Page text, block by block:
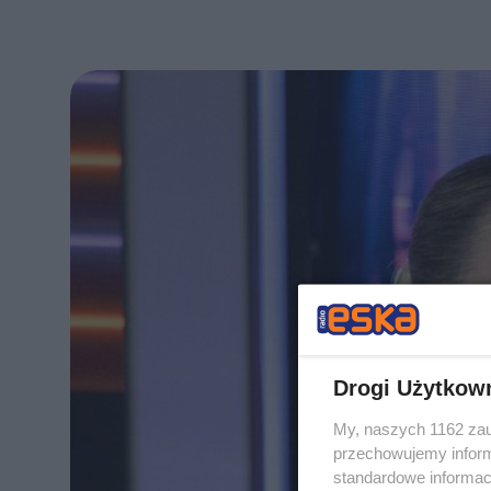
Drogi
My, naszych 1162
przechowujemy
standardowe